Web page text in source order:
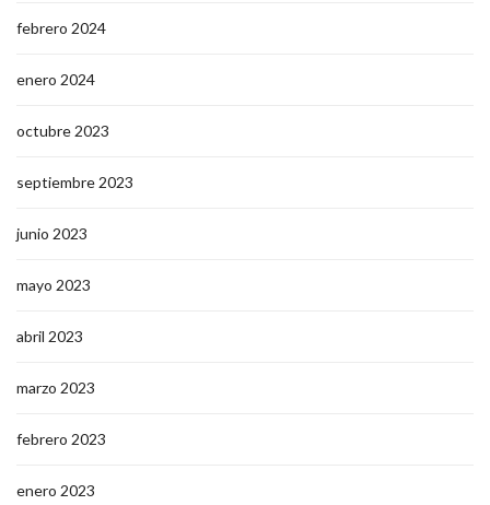
febrero 2024
enero 2024
octubre 2023
septiembre 2023
junio 2023
mayo 2023
abril 2023
marzo 2023
febrero 2023
enero 2023